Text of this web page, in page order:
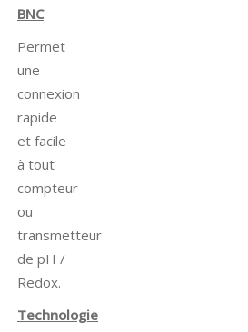
BNC
Permet
une
connexion
rapide
et facile
à tout
compteur
ou
transmetteur
de pH /
Redox.
Technologie